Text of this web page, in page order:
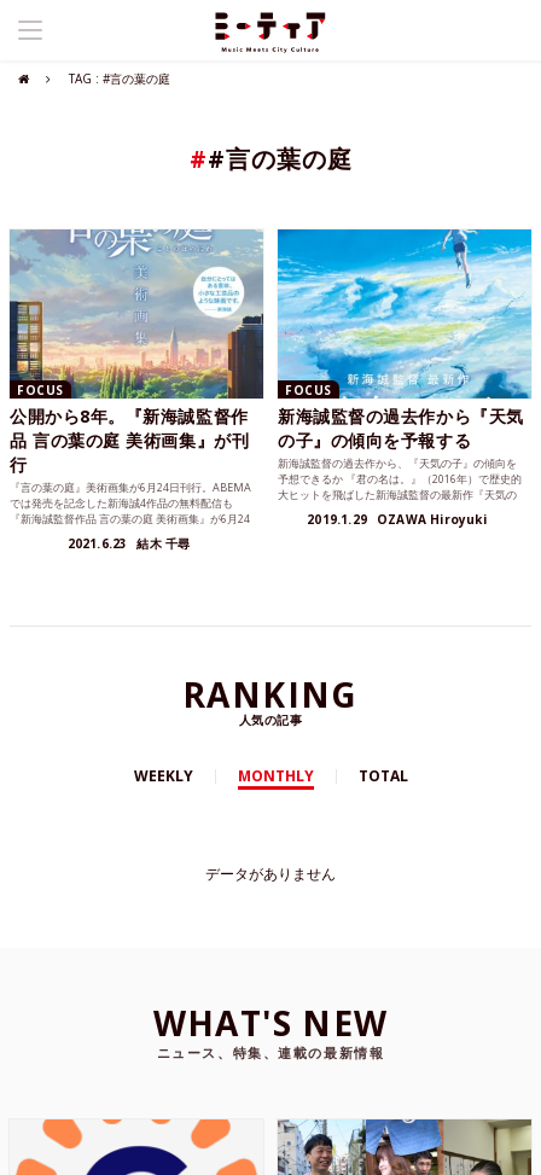
TAG : #言の葉の庭
##言の葉の庭
FOCUS
公開から8年。『新海誠監督作
品 言の葉の庭 美術画集』が刊
行
『言の葉の庭』美術画集が6月24日刊行。ABEMA
では発売を記念した新海誠4作品の無料配信も
『新海誠監督作品 言の葉の庭 美術画集』が6月24
2021.6.23 結木 千尋
FOCUS
新海誠監督の過去作から『天気
の子』の傾向を予報する
新海誠監督の過去作から、『天気の子』の傾向を
予想できるか 『君の名は。』（2016年）で歴史的
大ヒットを飛ばした新海誠監督の最新作『天気の
2019.1.29 OZAWA Hiroyuki
RANKING
人気の記事
WEEKLY MONTHLY TOTAL
データがありません
WHAT'S NEW
ニュース、特集、連載の最新情報